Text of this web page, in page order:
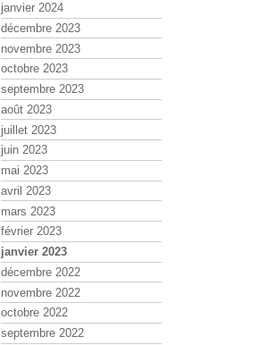
janvier 2024
décembre 2023
novembre 2023
octobre 2023
septembre 2023
août 2023
juillet 2023
juin 2023
mai 2023
avril 2023
mars 2023
février 2023
janvier 2023
décembre 2022
novembre 2022
octobre 2022
septembre 2022